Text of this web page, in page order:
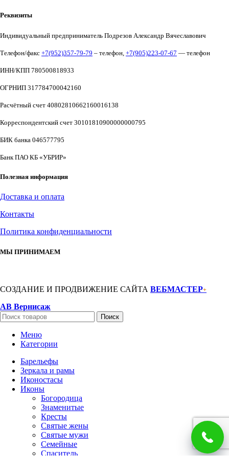
Реквизиты
Индивидуальный предприниматель Подрезов Александр Вячеславович
Телефон/факс +7(952)357-79-79 – телефон, +7(905)223-07-67 — телефон
ИНН/КПП 780500818933
ОГРНИП 317784700042160
Расчётный счет 40802810662160016138
Корреспондентский счет 30101810900000000795
БИК банка 046577795
Банк ПАО КБ «УБРИР»
Полезная информация
Доставка и оплата
Контакты
Политика конфиденциальности
МЫ ПРИНИМАЕМ
СОЗДАНИЕ И ПРОДВИЖЕНИЕ САЙТА ВЕБМАСТЕР+
АВ Вернисаж
Поиск
Меню
Категории
Барельефы
Зеркала и рамы
Иконостасы
Иконы
Богородица
Знаменитые
Кресты
Святые жены
Святые мужи
Семейные
Спаситель